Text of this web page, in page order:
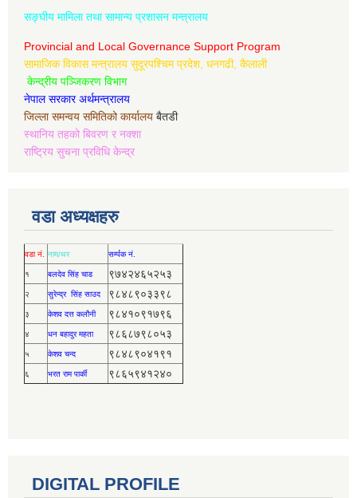
सङ्घीय मामिला तथा सामान्य प्रशासन मन्त्रालय
Provincial and Local Governance Support Program
सामाजिक विकास मन्त्रालय सुदूरपश्चिम प्रदेश, धनगढी, कैलाली
केन्द्रीय पञ्जिकरण विभाग
नेपाल सरकार अर्थमन्त्रालय
जिल्ला समन्वय समितिको कार्यालय बैतडी
स्थानिय तहको बिवरण र नक्शा
राष्ट्रिय सुचना प्रविधि केन्द्र
वडा अध्यक्षहरु
वडा नं. नाम/थर सर्म्पक नं.
१ बलदेव सिंह चाड ९७४२४६५२५३
२ सुरेन्द्र सिंह साउद ९८४८९०३३९८
३ केशव दत्त कलौनी ९८४१०९१७९६
४ धन बहादुर महता ९८६८७९८०५३
५ केशव चन्द ९८४८९०४१९१
६ भरत राम पार्की ९८६५९४१२४०
DIGITAL PROFILE